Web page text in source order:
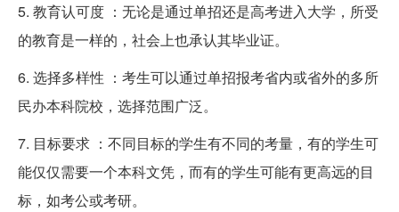
5. 教育认可度 ：无论是通过单招还是高考进入大学，所受
的教育是一样的，社会上也承认其毕业证。
6. 选择多样性 ：考生可以通过单招报考省内或省外的多所
民办本科院校，选择范围广泛。
7. 目标要求 ：不同目标的学生有不同的考量，有的学生可
能仅仅需要一个本科文凭，而有的学生可能有更高远的目
标，如考公或考研。